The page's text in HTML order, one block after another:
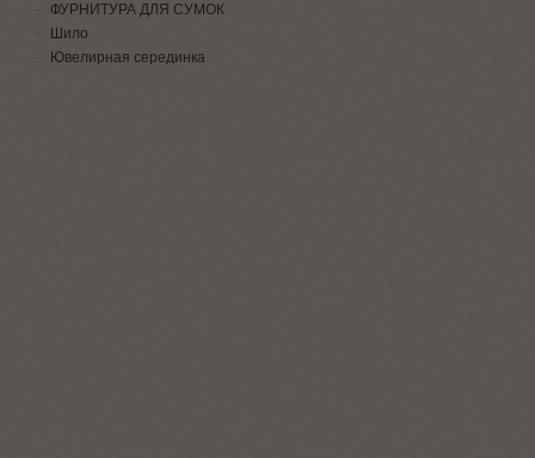
ФУРНИТУРА ДЛЯ СУМОК
Шило
Ювелирная серединка